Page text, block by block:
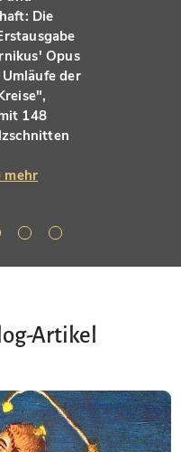
Die
Opus
der
148
mehr
Artikel